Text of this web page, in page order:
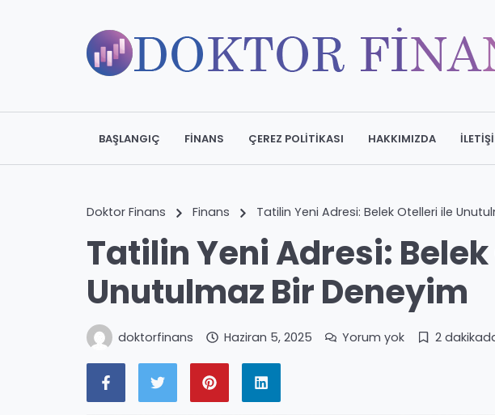
BAŞLANGIÇ FINANS ÇEREZ POLITIKASI HAKKIMIZDA
Doktor Finans Finans Tatilin Yeni Adresi: Belek Otelleri ile
Tatilin Yeni Adresi:
Unutulmaz Bir Deneyim
doktorfinans Haziran 5, 2025 Yorum yok 2